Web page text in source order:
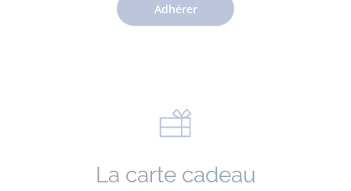
Adhérer
La carte cadeau